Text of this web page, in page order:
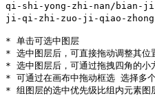
qi-shi-yong-zhi-nan/bian-ji-
ji-qi-zhi-zuo-ji-qiao-
* 单击可选中图层
* 选中图层后，可直接拖动调整其位
* 选中图层后，可通过拖拽四角的小
* 可通过在画布中拖动框选 选择多
* 组图层的选中优先级比组内元素图